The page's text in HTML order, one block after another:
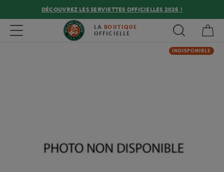
DÉCOUVREZ LES SERVIETTES OFFICIELLES 2026 !
Toggle navigation LA BOUTIQUE
OFFICIELLE
INDISPONIBLE